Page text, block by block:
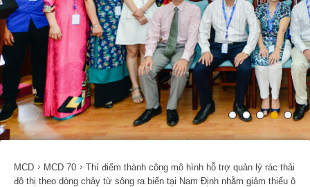
MCD MCD 70
Thí điểm thành công mô hình hỗ trợ quản lý rác thải
đô thị theo dòng chảy từ sông ra biển tại Nam Định nhằm giảm thiểu ô